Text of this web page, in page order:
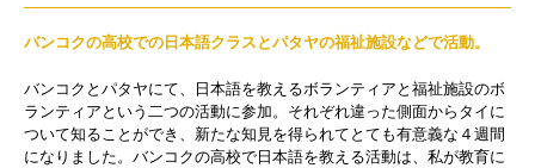
バンコクの高校での日本語クラスとパタヤの福祉施設などで活動。
バンコクとパタヤにて、日本語を教えるボランティアと福祉施設のボ
ランティアという二つの活動に参加。それぞれ違った側面からタイに
ついて知ることができ、新たな知見を得られてとても有意義な４週間
になりました。バンコクの高校で日本語を教える活動は、私が教育に